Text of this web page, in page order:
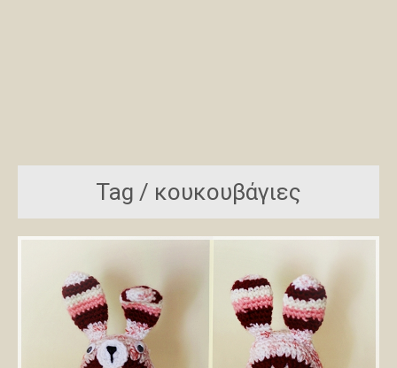
Tag / κουκουβάγιες